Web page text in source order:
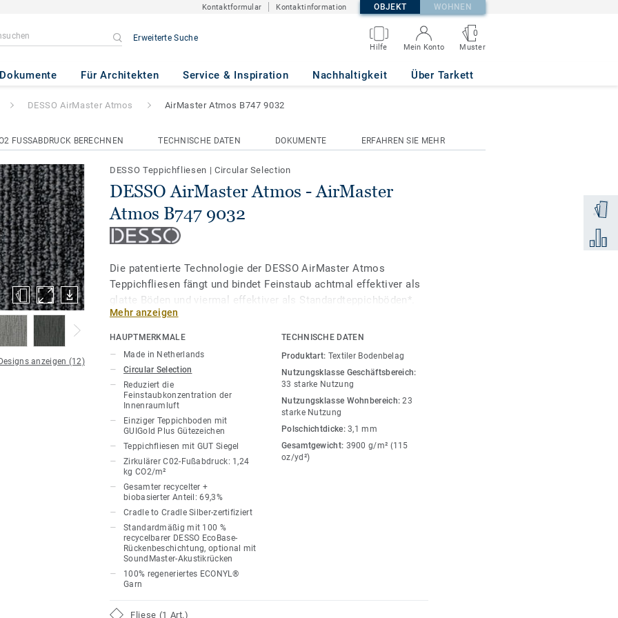
Kontaktformular Kontaktinformation OBJEKT WOHNEN
Erweiterte Suche
Hilfe Mein Konto
0
Muster
Dokumente Für Architekten Service & Inspiration Nachhaltigkeit Über Tarkett
- AirMaster Atmos B747 9032
Zum
DESSO AirMaster Atmos AirMaster Atmos B747 9032
FUSSABDRUCK BERECHNEN TECHNISCHE DATEN DOKUMENTE ERFAHREN SIE MEHR
anzeigen (12)
DESSO Teppichfliesen | Circular Selection
DESSO AirMaster Atmos - AirMaster
Atmos B747 9032
Die patentierte Technologie der DESSO AirMaster Atmos
Teppichfliesen fängt und bindet Feinstaub achtmal effektiver als
glatte Böden und viermal effektiver als Standardteppichböden*.
Damit tragen sie maßgeblich zur Verbesserung der Luftqualität in
Arbeits- und Wohnräumen bei.
Die strukturierte Schlingenteppichfliese ist in 12 Farben
erhältlich, die sowohl neutrale als auch helle Farbtöne umfassen
und den perfekten Hintergrund für eine elegante, moderne
Einrichtung bilden.
DESSO AirMaster Atmos ist standardmäßig mit dem
bitumenfreien EcoBase Rücken ausgestattet, der vollständig
recycelt werden kann.
Erfahren Sie mehr über
Feinstaubreduktion beiträgt.
Teil unsererTarkett Circular Selection
kreislauffähigen Bodenbelagskollektionen. Recyclingfähig auch
nach dem Gebrauch.
Mehr über DESSO Teppichfliesen erfahren:
Mehr anzeigen
HAUPTMERKMALE
Made in Netherlands
Circular Selection
Reduziert die
Feinstaubkonzentration der
Innenraumluft
Einziger Teppichboden mit
GUIGold Plus Gütezeichen
Teppichfliesen mit GUT Siegel
Zirkulärer C02-Fußabdruck: 1,24
kg CO2/m²
Gesamter recycelter +
biobasierter Anteil: 69,3%
Cradle to Cradle Silber-zertifiziert
Standardmäßig mit 100 %
recycelbarer DESSO EcoBase-
Rückenbeschichtung, optional mit
SoundMaster-Akustikrücken
100% regeneriertes ECONYL®
Garn
TECHNISCHE DATEN
Produktart: Textiler Bodenbelag
Nutzungsklasse Geschäftsbereich:
33 starke Nutzung
Nutzungsklasse Wohnbereich:23
starke Nutzung
Polschichtdicke:3,1 mm
Gesamtgewicht: 3900 g/m² (115
oz/yd²)
Fliese (1 Art.)